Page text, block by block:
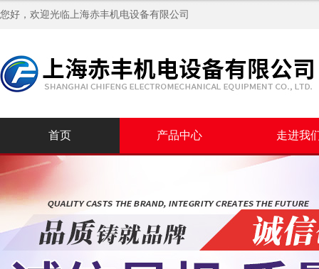
您好，欢迎光临上海赤丰机电设备有限公司
首页 产品中心 走进我